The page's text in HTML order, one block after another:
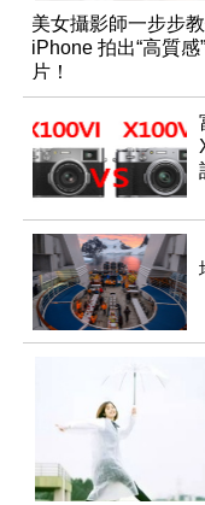
美女攝影師一步步
iPhone 拍出“高質感
片！